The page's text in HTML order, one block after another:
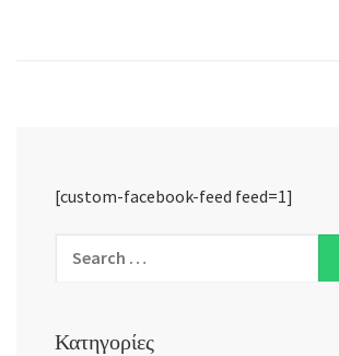
[custom-facebook-feed feed=1]
Κατηγορίες